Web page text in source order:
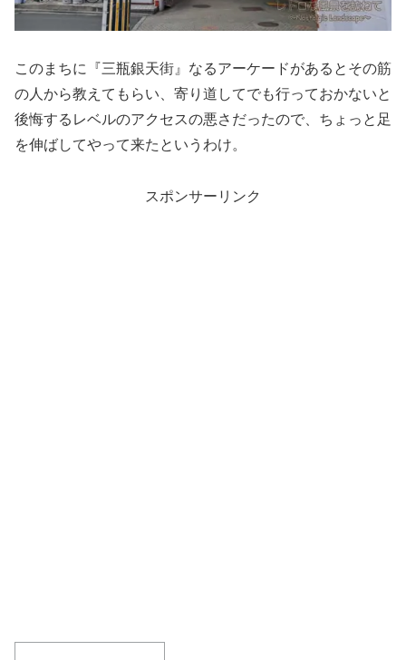
このまちに『三瓶銀天街』なるアーケードがあるとその筋
の人から教えてもらい、寄り道してでも行っておかないと
後悔するレベルのアクセスの悪さだったので、ちょっと足
を伸ばしてやって来たというわけ。
スポンサーリンク